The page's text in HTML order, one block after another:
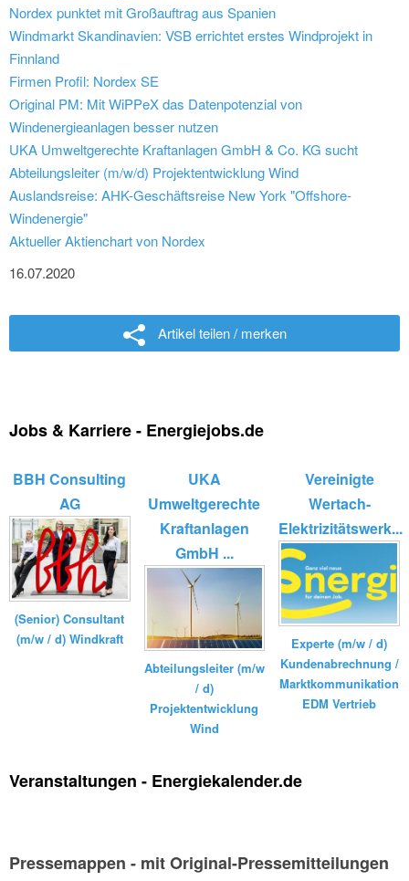
Nordex punktet mit Großauftrag aus Spanien
Windmarkt Skandinavien: VSB errichtet erstes Windprojekt in
Finnland
Firmen Profil: Nordex SE
Original PM: Mit WiPPeX das Datenpotenzial von
Windenergieanlagen besser nutzen
UKA Umweltgerechte Kraftanlagen GmbH & Co. KG sucht
Abteilungsleiter (m/w/d) Projektentwicklung Wind
Auslandsreise: AHK-Geschäftsreise New York "Offshore-
Windenergie"
Aktueller Aktienchart von Nordex
16.07.2020
Artikel teilen / merken
Jobs & Karriere - Energiejobs.de
BBH Consulting
AG
(Senior) Consultant
(m/w / d) Windkraft
UKA
Umweltgerechte
Kraftanlagen
GmbH ...
Abteilungsleiter (m/w
/ d)
Projektentwicklung
Wind
Vereinigte
Wertach-
Elektrizitätswerk...
Experte (m/w / d)
Kundenabrechnung /
Marktkommunikation
EDM Vertrieb
Veranstaltungen - Energiekalender.de
Pressemappen - mit Original-Pressemitteilungen